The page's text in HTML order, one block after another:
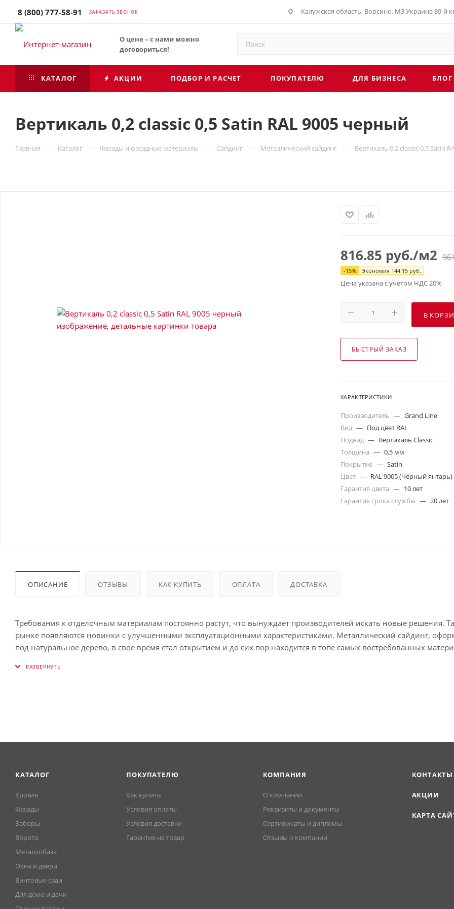
8 (800) 777-58-91 ЗАКАЗАТЬ ЗВОНОК Калужская область, Ворсино, М3 Украина 89-й
О цене – с нами можно
договориться!
КАТАЛОГ АКЦИИ ПОДБОР И РАСЧЕТ ПОКУПАТЕЛЮ ДЛЯ БИЗНЕСА БЛОГ
Вертикаль 0,2 classic 0,5 Satin RAL 9005 черный
Главная — Каталог — Фасады и фасадные материалы — Сайдинг — Металлический сайдинг — Вертикаль 0,2 classic 0,5 Satin
816.85 руб./м2
-15% Экономия 144.15 руб.
Цена указана с учетом НДС 20%
В
БЫСТРЫЙ ЗАКАЗ
ХАРАКТЕРИСТИКИ
Производитель — Grand Line
Вид — Под цвет RAL
Подвид — Вертикаль Classic
Толщина — 0,5 мм
Покрытие — Satin
Цвет — RAL 9005 (Чёрный янтарь)
Гарантия цвета — 10 лет
Гарантия срока службы — 20 лет
ОПИСАНИЕ ОТЗЫВЫ КАК КУПИТЬ ОПЛАТА ДОСТАВКА
Требования к отделочным материалам постоянно растут, что вынуждает производителей искать новые решения.
рынке появляются новинки с улучшенными эксплуатационными характеристиками. Металлический сайдинг,
под натуральное дерево, в свое время стал открытием и до сих пор находится в топе самых востребованных
повышенной прочностью и стойкостью к агрессивным факторам среды. При толщине у материла отличная
КАТАЛОГ
Кровля
Фасады
Заборы
Ворота
Металлобаза
Окна и двери
Винтовые сваи
Для дома и дачи
ПОКУПАТЕЛЮ
Как купить
Условия оплаты
Условия доставки
Гарантия на товар
КОМПАНИЯ
О компании
Реквизиты и документы
Сертификаты и дипломы
Отзывы о компании
КОНТАКТЫ
АКЦИИ
КАРТА